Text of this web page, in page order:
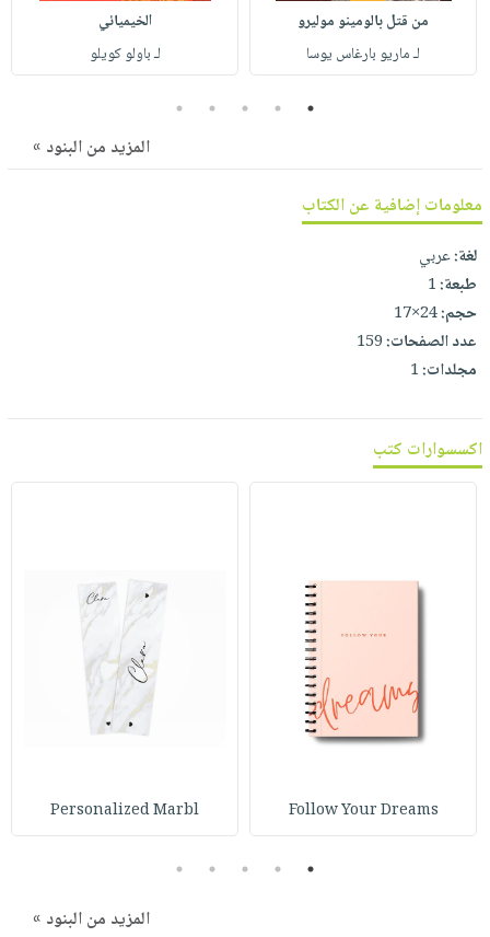
صابون
أطفال
مناسبات
فيديوهات
أسئلة
يتكرر
نيل
وفرات
كتابك
تواصل
معنا
التسوق
من قتل بالومينو موليرو
لـ ماريو بارغاس يوسا
الخيميائي
لـ باولو كويلو
1
2
3
4
5
المزيد من البنود »
معلومات إضافية عن الكتاب
لغة:عربي
طبعة:1
حجم:24×17
عدد الصفحات:159
مجلدات:1
اكسسوارات كتب
Follow Your Dreams
Personalized Marbl
1
2
3
4
5
المزيد من البنود »